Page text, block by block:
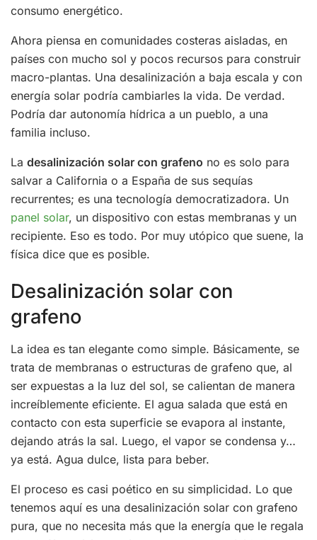
consumo energético.
Ahora piensa en comunidades costeras aisladas, en
países con mucho sol y pocos recursos para construir
macro-plantas. Una desalinización a baja escala y con
energía solar podría cambiarles la vida. De verdad.
Podría dar autonomía hídrica a un pueblo, a una
familia incluso.
La desalinización solar con grafeno no es solo para
salvar a California o a España de sus sequías
recurrentes; es una tecnología democratizadora. Un
panel solar, un dispositivo con estas membranas y un
recipiente. Eso es todo. Por muy utópico que suene, la
física dice que es posible.
Desalinización solar con
grafeno
La idea es tan elegante como simple. Básicamente, se
trata de membranas o estructuras de grafeno que, al
ser expuestas a la luz del sol, se calientan de manera
increíblemente eficiente. El agua salada que está en
contacto con esta superficie se evapora al instante,
dejando atrás la sal. Luego, el vapor se condensa y…
ya está. Agua dulce, lista para beber.
El proceso es casi poético en su simplicidad. Lo que
tenemos aquí es una desalinización solar con grafeno
pura, que no necesita más que la energía que le regala